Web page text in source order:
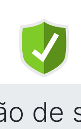
de